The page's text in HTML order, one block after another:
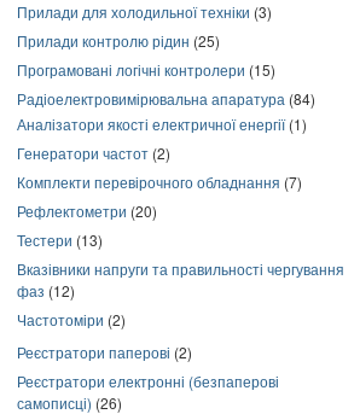
Прилади для холодильної техніки (3)
Прилади контролю рідин (25)
Програмовані логічні контролери (15)
Радіоелектровимірювальна апаратура (84)
Аналізатори якості електричної енергії(1)
Генератори частот (2)
Комплекти перевірочного обладнання (7)
Рефлектометри (20)
Тестери (13)
Вказівники напруги та правильності чергування
фаз (12)
Частотоміри (2)
Реєстратори паперові (2)
Реєстратори електронні (безпаперові
самописці) (26)